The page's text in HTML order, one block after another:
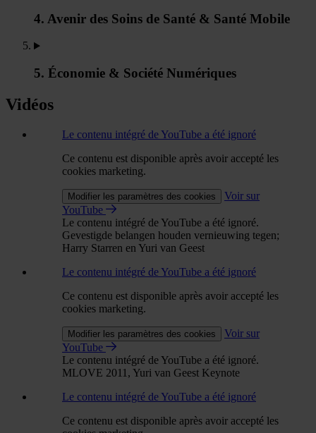
4. Avenir des Soins de Santé & Santé Mobile
5. Économie & Société Numériques
Vidéos
Le contenu intégré de YouTube a été ignoré
Ce contenu est disponible après avoir accepté les
cookies marketing.
Modifier les paramètres des cookies
Voir sur
YouTube
Le contenu intégré de YouTube a été ignoré.
Gevestigde belangen houden vernieuwing tegen;
Harry Starren en Yuri van Geest
Le contenu intégré de YouTube a été ignoré
Ce contenu est disponible après avoir accepté les
cookies marketing.
Modifier les paramètres des cookies
Voir sur
YouTube
Le contenu intégré de YouTube a été ignoré.
MLOVE 2011, Yuri van Geest Keynote
Le contenu intégré de YouTube a été ignoré
Ce contenu est disponible après avoir accepté les